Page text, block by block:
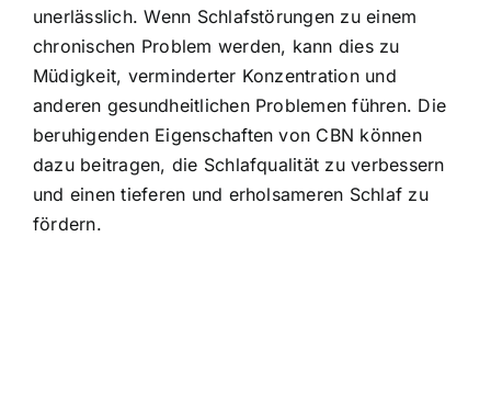
unerlässlich. Wenn Schlafstörungen zu einem
chronischen Problem werden, kann dies zu
Müdigkeit, verminderter Konzentration und
anderen gesundheitlichen Problemen führen. Die
beruhigenden Eigenschaften von CBN können
dazu beitragen, die Schlafqualität zu verbessern
und einen tieferen und erholsameren Schlaf zu
fördern.